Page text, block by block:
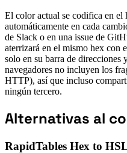
El color actual se codifica en el
automáticamente en cada
de Slack o en una issue de
aterrizará en el mismo hex
solo en su barra de direcciones
navegadores no incluyen los
HTTP), así que incluso
ningún tercero.
Alternativas al
RapidTables Hex to